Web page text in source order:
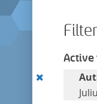
Remove